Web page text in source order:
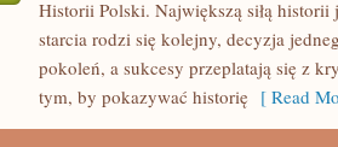
Historii Polski. Największą siłą historii
starcia rodzi się kolejny, decyzja
pokoleń, a sukcesy przeplatają się z
tym, by pokazywać historię [ Read